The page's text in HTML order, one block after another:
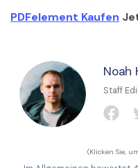
PDFelement Kaufen
Noah
Staff
(Klicken Sie,